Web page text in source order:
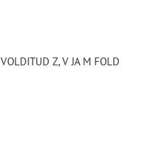
VOLDITUD Z, V JA M FOLD